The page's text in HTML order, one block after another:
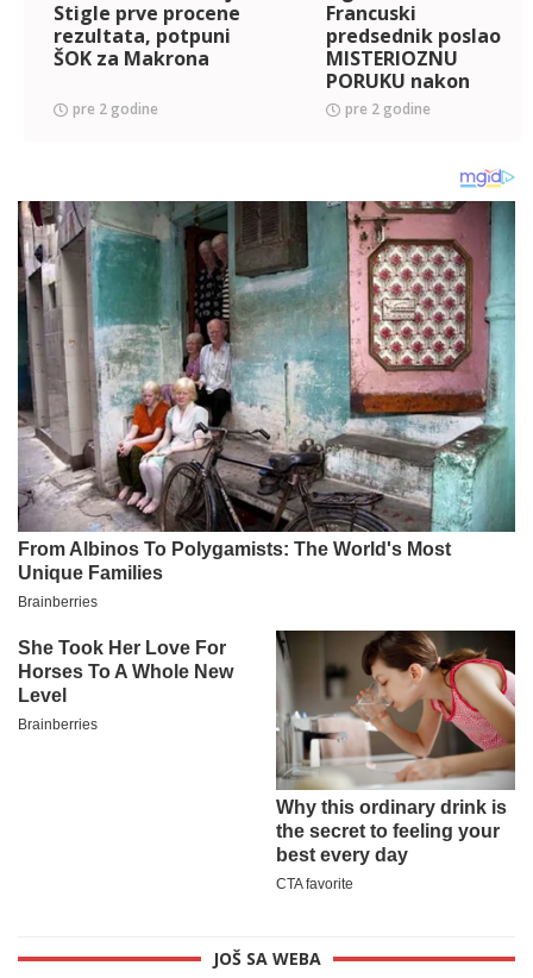
Stigle prve procene
rezultata, potpuni
ŠOK za Makrona
pre 2 godine
Francuski
predsednik poslao
MISTERIOZNU
PORUKU nakon
šokantnih rezultata
na izborima
pre 2 godine
JOŠ SA WEBA